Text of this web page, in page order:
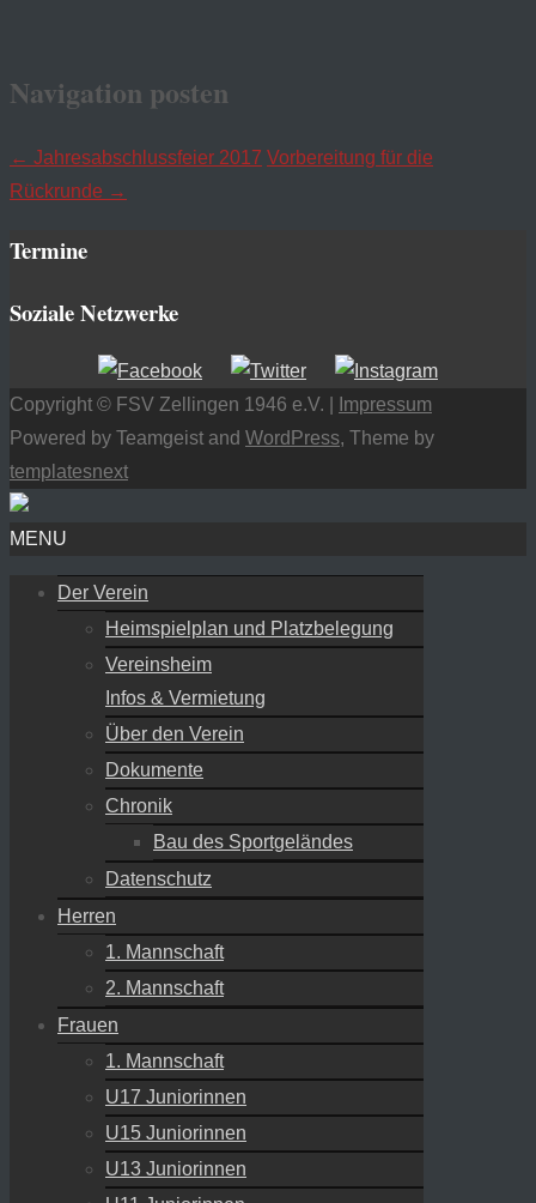
Navigation posten
← Jahresabschlussfeier 2017 Vorbereitung für die
Rückrunde →
Termine
Soziale Netzwerke
Copyright © FSV Zellingen 1946 e.V. |
Impressum
Powered by Teamgeist and WordPress, Theme by
templatesnext
MENU
Der Verein
Heimspielplan und Platzbelegung
Vereinsheim
Infos & Vermietung
Über den Verein
Dokumente
Chronik
Bau des Sportgeländes
Datenschutz
Herren
1. Mannschaft
2. Mannschaft
Frauen
1. Mannschaft
U17 Juniorinnen
U15 Juniorinnen
U13 Juniorinnen